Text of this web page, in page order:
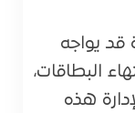
قد يواجه
البطاقات،
هذه